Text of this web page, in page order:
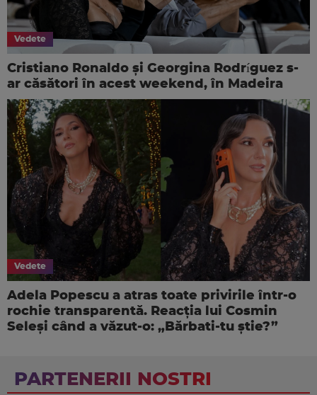
Vedete
Cristiano Ronaldo și Georgina Rodríguez s-
ar căsători în acest weekend, în Madeira
Vedete
Adela Popescu a atras toate privirile într-o
rochie transparentă. Reacția lui Cosmin
Seleși când a văzut-o: „Bărbati-tu știe?”
PARTENERII NOSTRI